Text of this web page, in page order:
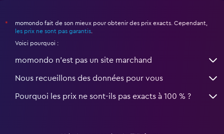
*
momondo fait de son mieux pour obtenir des prix exacts. Cependant,
les prix ne sont pas garantis
Voici pourquoi :
momondo n'est pas un site marchand
Nous recueillons des données pour vous
Pourquoi les prix ne sont-ils pas exacts à 100 % ?